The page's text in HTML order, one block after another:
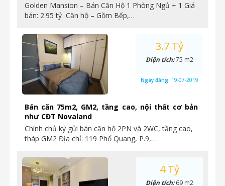
Golden Mansion – Bán Căn Hộ 1 Phòng Ngủ + 1 Giá
bán: 2.95 tỷ Căn hộ – Gồm Bếp,…
Bán căn 75m2, GM2, tầng cao, nội thất cơ bản
như CĐT Novaland
Chính chủ ký gửi bán căn hộ 2PN và 2WC, tầng cao,
tháp GM2 Địa chỉ: 119 Phổ Quang, P.9,…
3.7 Tỷ
Diện tích:75 m2
Ngày đăng: 19-07-2019
4 Tỷ
Diện tích:69 m2